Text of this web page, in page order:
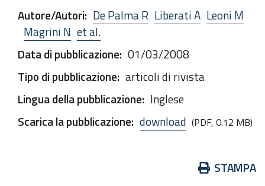
Autore/Autori: De Palma R Liberati A Leoni M
Magrini N et al.
Data di pubblicazione: 01/03/2008
Tipo di pubblicazione: articoli di rivista
Lingua della pubblicazione: Inglese
Scarica la pubblicazione: download (PDF, 0.12 MB)
STAMPA